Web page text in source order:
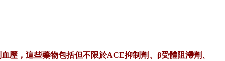
壓，這些藥物包括但不限於ACE抑制劑、β受體阻滯劑、